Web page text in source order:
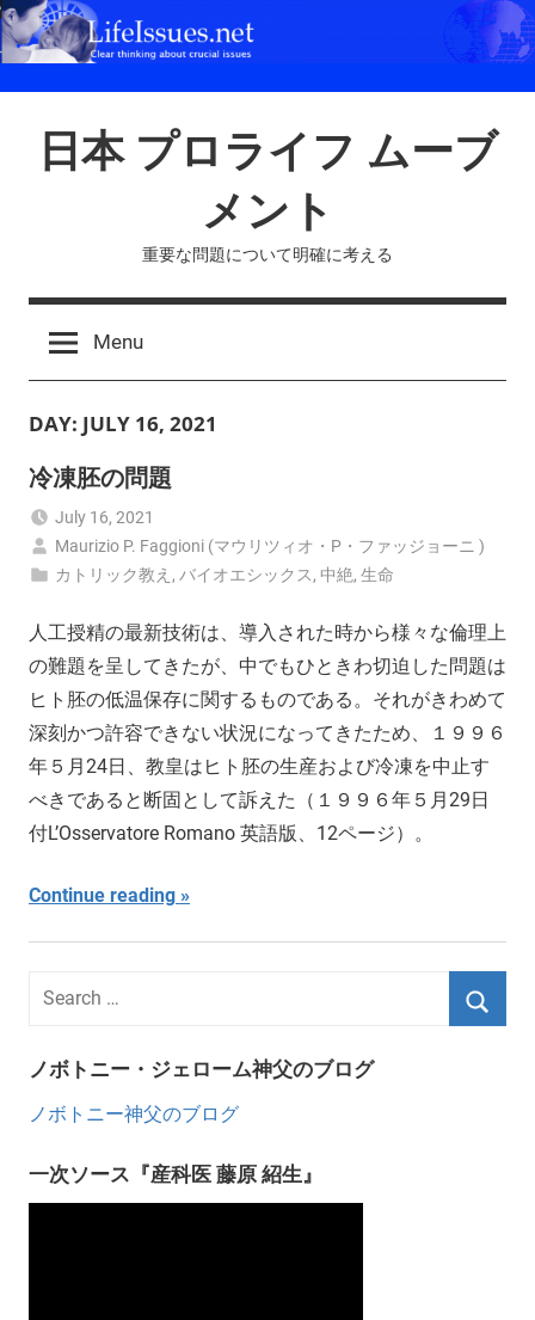
Skip
to
日本 プロライフ ムーブ
メント
重要な問題について明確に考える
Menu
DAY: JULY 16, 2021
冷凍胚の問題
July 16, 2021
Maurizio P. Faggioni (マウリツィオ・P・ファッジョーニ )
カトリック教え , バイオエシックス,中絶,生命
人工授精の最新技術は、導入された時から様々な倫理上
の難題を呈してきたが、中でもひときわ切迫した問題は
ヒト胚の低温保存に関するものである。それがきわめて
深刻かつ許容できない状況になってきたため、１９９６
年５月24日、教皇はヒト胚の生産および冷凍を中止す
べきであると断固として訴えた（１９９６年５月29日
付L’Osservatore Romano 英語版、12ページ）。
Continue reading
ノボトニー・ジェローム神父のブログ
ノボトニー神父のブログ
一次ソース『産科医 藤原 紹生』